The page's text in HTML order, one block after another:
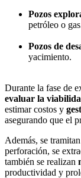
Pozos
petróleo o
Pozos de
yacimiento.
Durante la fase de
evaluar la
estimar costos y
asegurando que el
Además, se
perforación, se
también se realizan
productividad y